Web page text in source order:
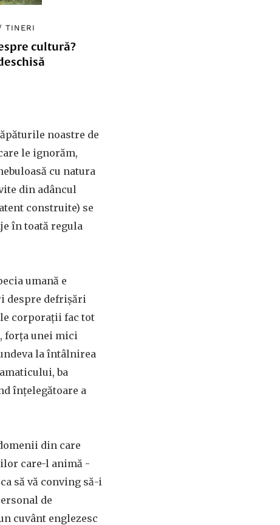
TINERI
cultură?
noastre de
le ignorăm,
cu natura
din adâncul
construite) se
în toată regula
umană e
despre defrișări
corporații fac tot
forța unei mici
la întâlnirea
ba
înțelegătoare a
din care
care-l animă -
să vă conving să-i
de
cuvânt englezesc